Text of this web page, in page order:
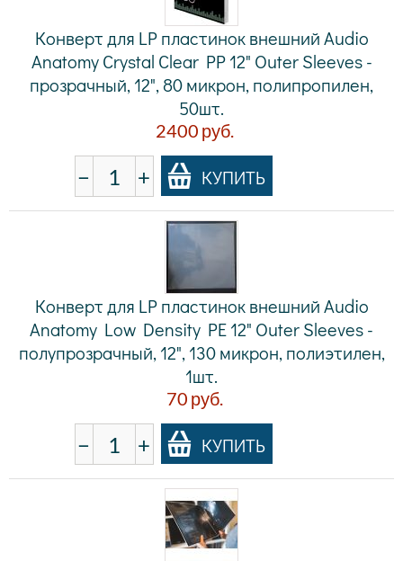
Конверт для LP пластинок внешний Audio
Anatomy Crystal Clear PP 12" Outer Sleeves -
прозрачный, 12", 80 микрон, полипропилен,
50шт.
2400 руб.
− + КУПИТЬ
Конверт для LP пластинок внешний Audio
Anatomy Low Density PE 12" Outer Sleeves -
полупрозрачный, 12", 130 микрон, полиэтилен,
1шт.
70 руб.
− + КУПИТЬ